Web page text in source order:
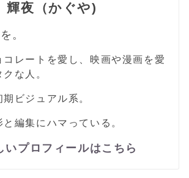
輝夜（かぐや)
。
コレートを愛し、映画や漫画を愛
な人。
ビジュアル系。
編集にハマっている。
いプロフィールはこちら